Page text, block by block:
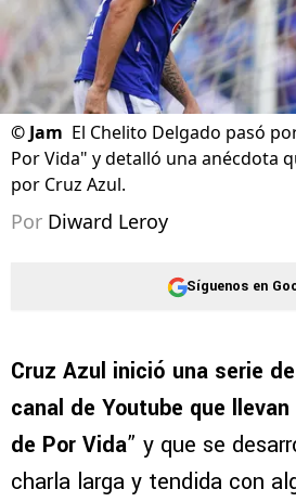
©Jam El Chelito Delgado pasó
Por Vida" y detalló una anécdota
por Cruz Azul.
Por Diward Leroy
Síguenos en
Cruz Azul inició una serie
canal de Youtube que
de Por Vida” y que se
charla larga y tendida con